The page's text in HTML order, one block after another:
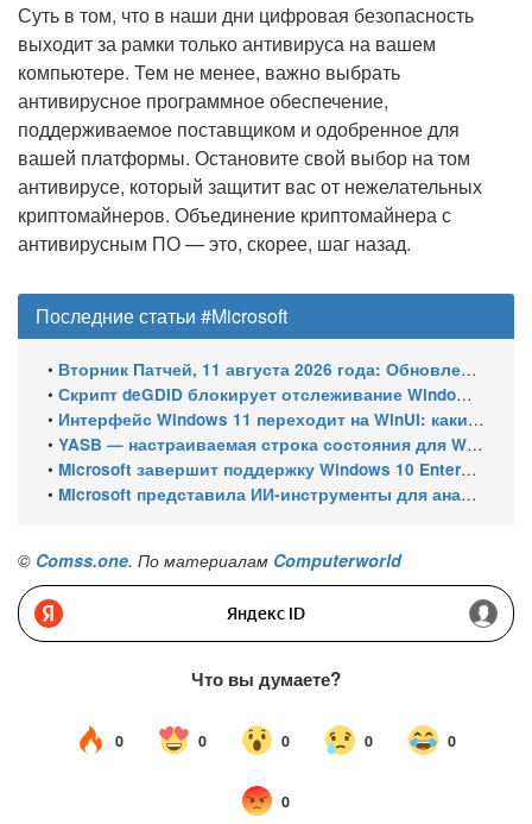
Суть в том, что в наши дни цифровая безопасность
выходит за рамки только антивируса на вашем
компьютере. Тем не менее, важно выбрать
антивирусное программное обеспечение,
поддерживаемое поставщиком и одобренное для
вашей платформы. Остановите свой выбор на том
антивирусе, который защитит вас от нежелательных
криптомайнеров. Объединение криптомайнера с
антивирусным ПО — это, скорее, шаг назад.
Последние статьи #Microsoft
• Вторник Патчей, 11 августа 2026 года: Обновления безопасности для Windows 11 (включая KB5121003), ESU-обновления для Windows 10
• Скрипт deGDID блокирует отслеживание Windows по глобальному идентификатору устройства
• Интерфейс Windows 11 переходит на WinUI: какие системные элементы обновит Microsoft
• YASB — настраиваемая строка состояния для Windows с виджетами и поддержкой нескольких мониторов
• Microsoft завершит поддержку Windows 10 Enterprise LTSC 2021 в январе 2027 года. ESU продлят обновления до января 2030 года
• Microsoft представила ИИ-инструменты для анализа производительности Windows: ETW MCP и WPA MCP
© Comss.one. По материалам Computerworld